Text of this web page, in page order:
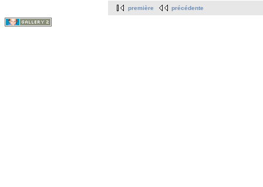
première précédente